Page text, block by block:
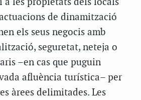
a les propietats dels locals
de dinamització
els seus negocis amb
seguretat, neteja o
–en cas que puguin
afluència turística– per
àrees delimitades. Les